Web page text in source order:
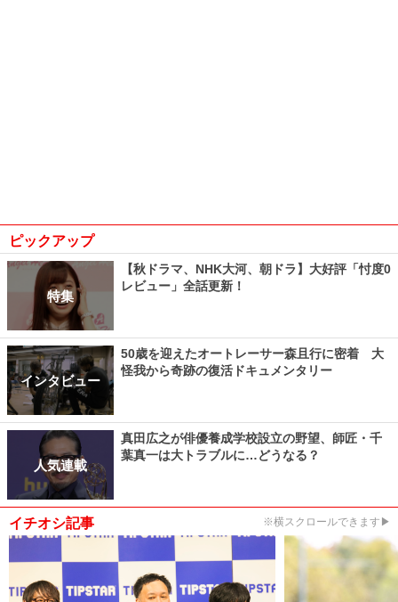
ピックアップ
特集
【秋ドラマ、NHK大河、朝ドラ】大好評「忖度0
レビュー」全話更新！
インタビュー
50歳を迎えたオートレーサー森且行に密着 大
怪我から奇跡の復活ドキュメンタリー
人気連載
真田広之が俳優養成学校設立の野望、師匠・千
葉真一は大トラブルに…どうなる？
イチオシ記事 ※横スクロールできます▶